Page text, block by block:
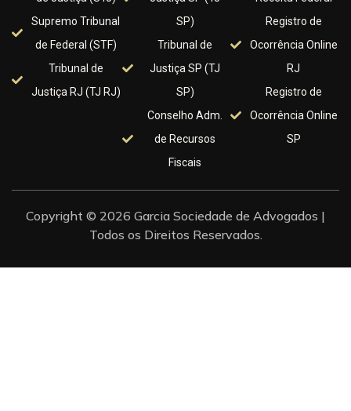
Supremo Tribunal
de Federal (STF)
Tribunal de
Justiça RJ (TJ RJ)
SP)
Tribunal de
Justiça SP (TJ
SP)
Conselho Adm.
de Recursos
Fiscais
Registro de
Ocorrência Online
RJ
Registro de
Ocorrência Online
SP
Copyright © 2026 Garcia Sociedade de Advogados |
Todos os Direitos Reservados.